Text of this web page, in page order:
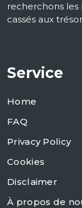
recherchons les
cassés aux
Service
Home
FAQ
Privacy Policy
Cookies
Disclaimer
À propos de